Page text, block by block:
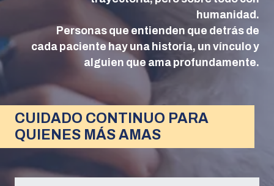
humanidad .
Personas que entienden que detrás de
cada paciente hay una historia, un vínculo y
alguien que ama profundamente.
CUIDADO CONTINUO PARA
QUIENES MÁS AMAS